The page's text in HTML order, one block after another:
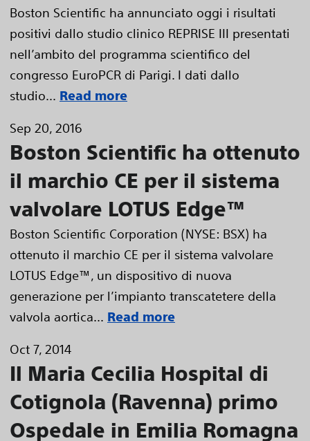
Boston Scientific ha annunciato oggi i risultati
positivi dallo studio clinico REPRISE III presentati
nell’ambito del programma scientifico del
congresso EuroPCR di Parigi. I dati dallo
studio... Read more
Sep 20, 2016
Boston Scientific ha ottenuto
il marchio CE per il sistema
valvolare LOTUS Edge™
Boston Scientific Corporation (NYSE: BSX) ha
ottenuto il marchio CE per il sistema valvolare
LOTUS Edge™, un dispositivo di nuova
generazione per l’impianto transcatetere della
valvola aortica... Read more
Oct 7, 2014
Il Maria Cecilia Hospital di
Cotignola (Ravenna) primo
Ospedale in Emilia Romagna